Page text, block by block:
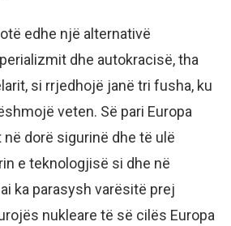
edhe një alternativë
dhe autokracisë, tha
si rrjedhojë janë tri fusha, ku
veten. Së pari Europa
dorë sigurinë dhe të ulë
e teknologjisë si dhe në
ka parasysh varësitë prej
nukleare të së cilës Europa